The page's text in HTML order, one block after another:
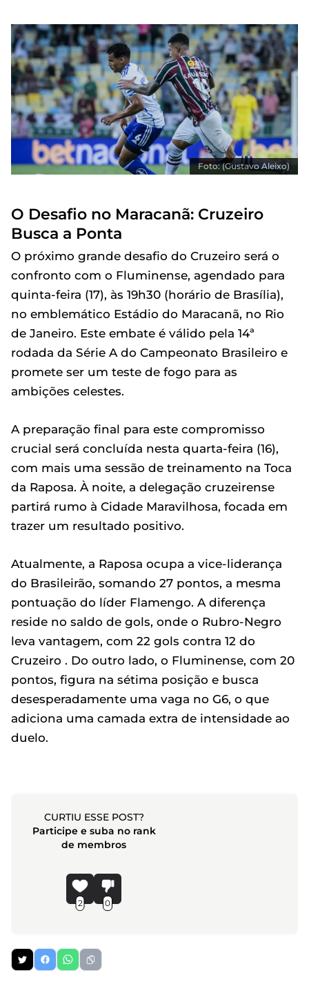
Foto: (Gustavo Aleixo)
O Desafio no Maracanã: Cruzeiro
Busca a Ponta
O próximo grande desafio do Cruzeiro será o
confronto com o Fluminense, agendado para
quinta-feira (17), às 19h30 (horário de Brasília),
no emblemático Estádio do Maracanã, no Rio
de Janeiro. Este embate é válido pela 14ª
rodada da Série A do Campeonato Brasileiro e
promete ser um teste de fogo para as
ambições celestes.
A preparação final para este compromisso
crucial será concluída nesta quarta-feira (16),
com mais uma sessão de treinamento na Toca
da Raposa. À noite, a delegação cruzeirense
partirá rumo à Cidade Maravilhosa, focada em
trazer um resultado positivo.
Atualmente, a Raposa ocupa a vice-liderança
do Brasileirão, somando 27 pontos, a mesma
pontuação do líder Flamengo. A diferença
reside no saldo de gols, onde o Rubro-Negro
leva vantagem, com 22 gols contra 12 do
Cruzeiro . Do outro lado, o Fluminense, com 20
pontos, figura na sétima posição e busca
desesperadamente uma vaga no G6, o que
adiciona uma camada extra de intensidade ao
duelo.
CURTIU ESSE POST?
Participe e suba no rank
de membros
2 0